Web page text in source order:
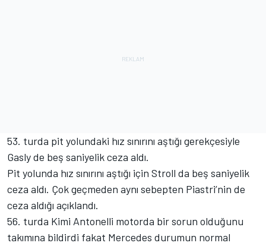
53. turda pit yolundaki hız sınırını aştığı gerekçesiyle
Gasly de beş saniyelik ceza aldı.
Pit yolunda hız sınırını aştığı için Stroll da beş saniyelik
ceza aldı. Çok geçmeden aynı sebepten Piastri’nin de
ceza aldığı açıklandı.
56. turda Kimi Antonelli motorda bir sorun olduğunu
takımına bildirdi fakat Mercedes durumun normal